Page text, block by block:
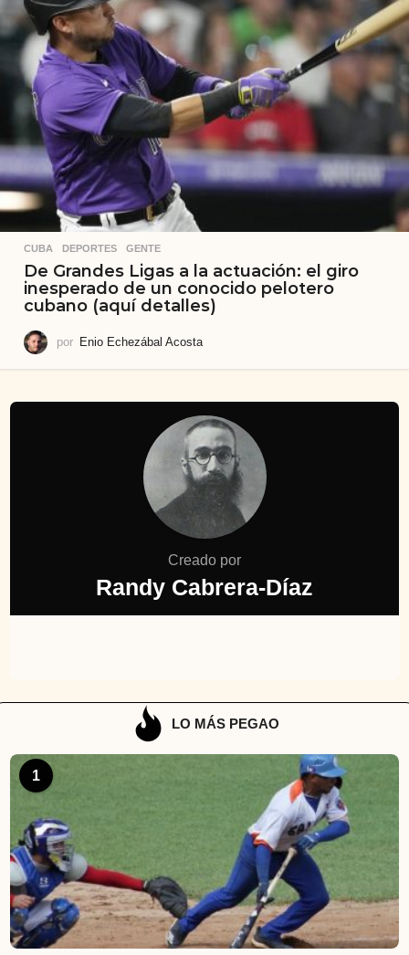
CUBA ,DEPORTES ,GENTE
De Grandes Ligas a la actuación: el giro
inesperado de un conocido pelotero
cubano (aquí detalles)
por Enio Echezábal Acosta
Creado por
Randy Cabrera-Díaz
LO MÁS PEGAO
1